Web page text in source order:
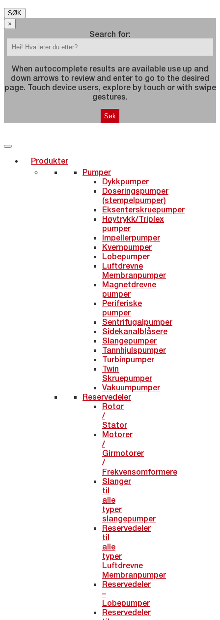
SØK
×
Search for:
When autocomplete results are available use up and
down arrows to review and enter to go to the desired
page. Touch device users, explore by touch or with swipe
gestures.
Produkter
Pumper
Dykkpumper
Doseringspumper
(stempelpumper)
Eksenterskruepumper
Høytrykk/Triplex
pumper
Impellerpumper
Kvernpumper
Lobepumper
Luftdrevne
Membranpumper
Magnetdrevne
pumper
Periferiske
pumper
Sentrifugalpumper
Sidekanalblåsere
Slangepumper
Tannhjulspumper
Turbinpumper
Twin
Skruepumper
Vakuumpumper
Reservedeler
Rotor
/
Stator
Motorer
/
Girmotorer
/
Frekvensomformere
Slanger
til
alle
typer
slangepumper
Reservedeler
til
alle
typer
Luftdrevne
Membranpumper
Reservedeler
–
Lobepumper
Reservedeler